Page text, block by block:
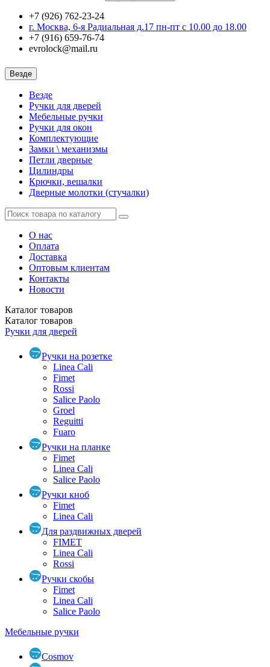
+7 (926) 762-23-24
г. Москва, 6-я Радиальная д.17 пн-пт с 10.00 до 18.00
+7 (916) 659-76-74
evrolock@mail.ru
Везде
Везде
Ручки для дверей
Мебельные ручки
Ручки для окон
Комплектующие
Замки \ механизмы
Петли дверные
Цилиндры
Крючки, вешалки
Дверные молотки (стучалки)
О нас
Оплата
Доставка
Оптовым клиентам
Контакты
Новости
Каталог товаров
Каталог товаров
Ручки для дверей
Ручки на розетке
Linea Cali
Fimet
Rossi
Salice Paolo
Groel
Reguitti
Fuaro
Ручки на планке
Fimet
Linea Cali
Salice Paolo
Ручки кноб
Fimet
Linea Cali
Для раздвижных дверей
FIMET
Linea Cali
Rossi
Ручки скобы
Fimet
Linea Cali
Salice Paolo
Мебельные ручки
Cosmov